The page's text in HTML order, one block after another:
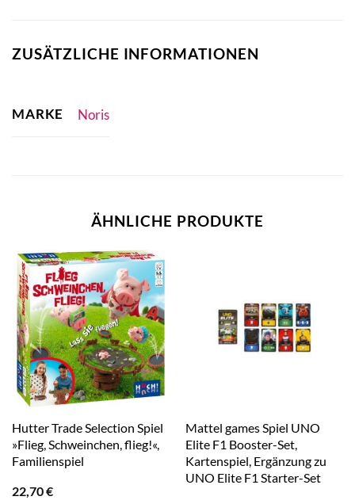
ZUSÄTZLICHE INFORMATIONEN
MARKE Noris
ÄHNLICHE PRODUKTE
Hutter Trade Selection Spiel
»Flieg, Schweinchen, flieg!«,
Familienspiel
22,70€
Mattel games Spiel UNO
Elite F1 Booster-Set,
Kartenspiel, Ergänzung zu
UNO Elite F1 Starter-Set